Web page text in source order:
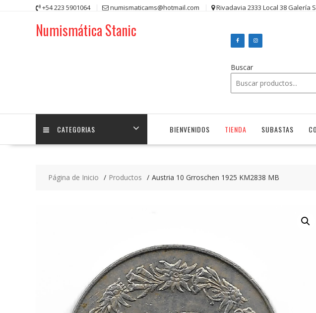
+54 223 5901064 numismaticams@hotmail.com Rivadavia 2333 Local 38 Galería
Numismática Stanic
Buscar
CATEGORIAS BIENVENIDOS TIENDA SUBASTAS
Página de Inicio Productos Austria 10 Grroschen 1925 KM2838 MB